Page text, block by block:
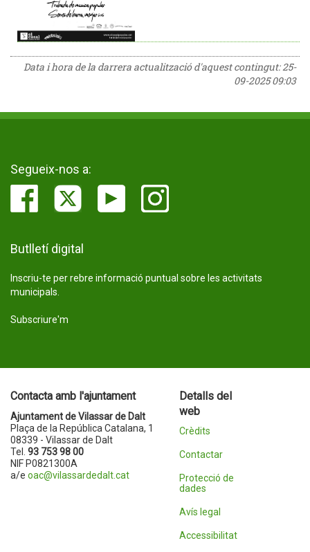
Data i hora de la darrera actualització d'aquest contingut:25-
09-2025 09:03
Segueix-nos a:
Butlletí digital
Inscriu-te per rebre informació puntual sobre les activitats
municipals.
Subscriure'm
Contacta amb l'ajuntament
Ajuntament de Vilassar de Dalt
Plaça de la República Catalana, 1
08339 - Vilassar de Dalt
Tel. 93 753 98 00
NIF P0821300A
a/e oac@vilassardedalt.cat
Detalls del
web
Crèdits
Contactar
Protecció de
dades
Avís legal
Accessibilitat